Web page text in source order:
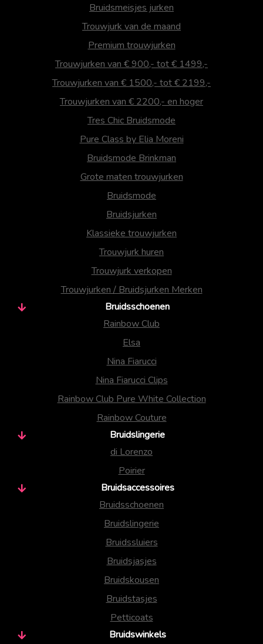
Bruidsmeisjes jurken
Trouwjurk van de maand
Premium trouwjurken
Trouwjurken van € 900,- tot € 1499,-
Trouwjurken van € 1500,- tot € 2199,-
Trouwjurken van € 2200,- en hoger
Tres Chic Bruidsmode
Pure Class by Elia Moreni
Bruidsmode Brinkman
Grote maten trouwjurken
Bruidsmode
Bruidsjurken
Klassieke trouwjurken
Trouwjurk huren
Trouwjurk verkopen
Trouwjurken / Bruidsjurken Merken
Bruidsschoenen
Rainbow Club
Elsa
Nina Fiarucci
Nina Fiarucci Clips
Rainbow Club Pure White Collection
Rainbow Couture
Bruidslingerie
di Lorenzo
Poirier
Bruidsaccessoires
Bruidsschoenen
Bruidslingerie
Bruidssluiers
Bruidsjasjes
Bruidskousen
Bruidstasjes
Petticoats
Bruidswinkels